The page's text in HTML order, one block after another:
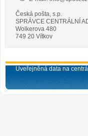
Česká pošta, s.p.
SPRÁVCE CENTRÁLNÍ
Wolkerova 480
749 20 Vítkov
Uveřejněná data na